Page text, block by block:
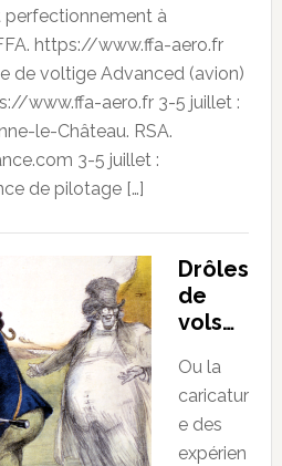
perfectionnement à
https://www.ffa-aero.fr
de voltige Advanced (avion)
www.ffa-aero.fr 3-5 juillet :
le-Château. RSA.
3-5 juillet :
de pilotage […]
Drôles
de
vols…
Ou la
caricatur
e des
expérien